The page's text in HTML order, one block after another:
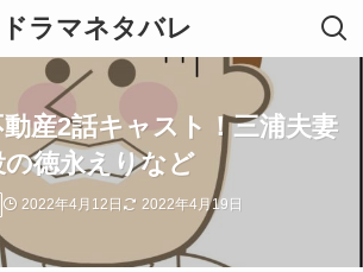
ドラマネタバレ
産2話キャスト！三浦夫妻
の徳永えりなど
2022年4月12日 2022年4月19日